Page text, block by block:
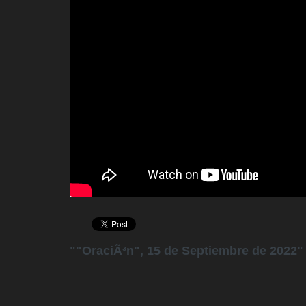
""OraciÃ³n", 15 de Septiembre de